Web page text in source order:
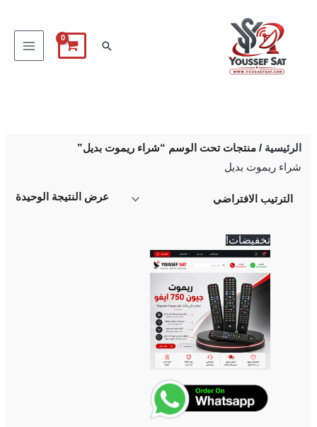
البحث
الرئيسية / منتجات تحت الوسم “شراء ريموت بديل”
شراء ريموت بديل
عرض النتيجة الوحيدة
تخفيضات!السعر
الأصلي
هو:
الحالي
هو:
350 EGP.